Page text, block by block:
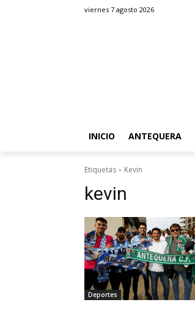
viernes 7 agosto 2026
INICIO ANTEQUERA
Etiquetas Kevin
kevin
Deportes